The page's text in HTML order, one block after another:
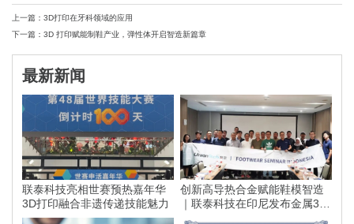
上一篇：3D打印在牙科领域的应用
下一篇：3D 打印赋能制鞋产业，弹性体开启智造新篇章
最新新闻
联泰科技亮相世赛预热嘉年华
3D打印融合非遗传递技能魅力
创新高导热合金赋能鞋模智造
｜联泰科技在印尼发布金属3D
打印落地方案